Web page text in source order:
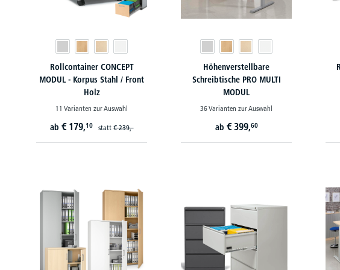
Rollcontainer CONCEPT
MODUL - Korpus Stahl / Front
Holz
11 Varianten zur Auswahl
ab € 179,10 statt€ 239,-
Höhenverstellbare
Schreibtische PRO MULTI
MODUL
36 Varianten zur Auswahl
ab € 399,60